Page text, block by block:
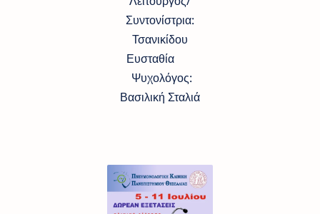
Συντονίστρια:
Τσανικίδου
Ευσταθία
Ψυχολόγος:
Βασιλική Σταλιά